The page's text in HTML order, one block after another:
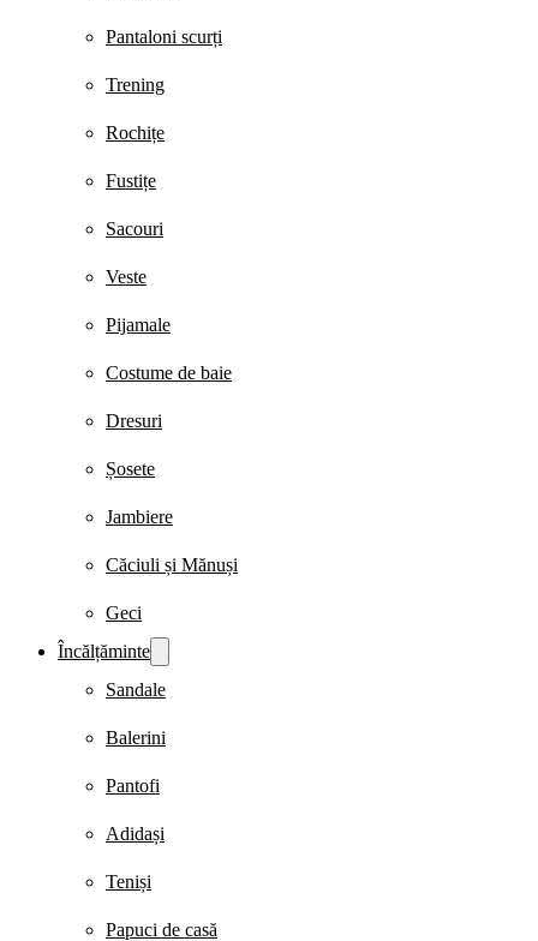
Pantaloni scurți
Trening
Rochițe
Fustițe
Sacouri
Veste
Pijamale
Costume de baie
Dresuri
Șosete
Jambiere
Căciuli și Mănuși
Geci
Încălțăminte
Sandale
Balerini
Pantofi
Adidași
Teniși
Papuci de casă